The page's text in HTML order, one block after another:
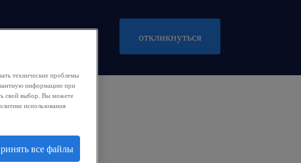
откликнуться
технические проблемы
информацию при
свой выбор. Вы можете
использования
все файлы